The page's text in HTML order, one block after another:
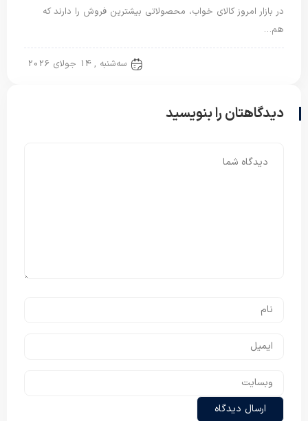
در بازار امروز کالای خواب، محصولاتی بیشترین فروش را دارند که
هم…
سه‌شنبه , 14 جولای 2026
دیدگاهتان را بنویسید